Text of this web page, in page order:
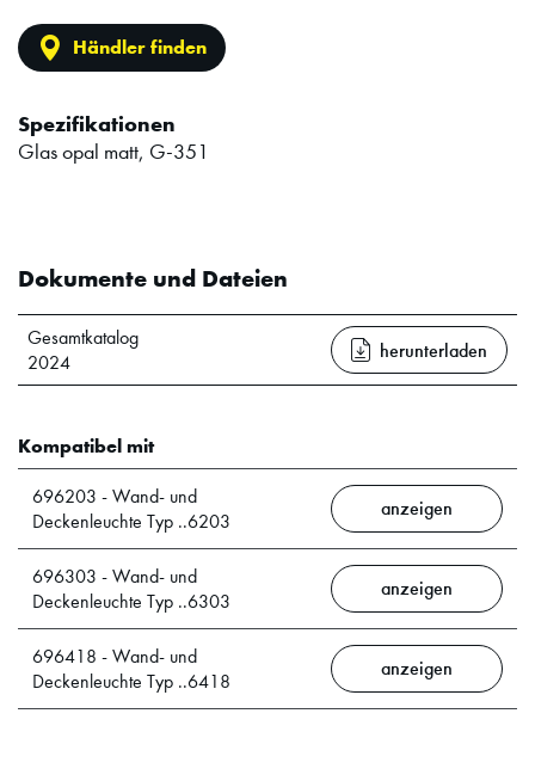
Händler finden
Spezifikationen
Glas opal matt, G-351
Dokumente und Dateien
Gesamtkatalog
2024
herunterladen
Kompatibel mit
696203 - Wand- und
Deckenleuchte Typ ..6203
anzeigen
696303 - Wand- und
Deckenleuchte Typ ..6303
anzeigen
696418 - Wand- und
Deckenleuchte Typ ..6418
anzeigen